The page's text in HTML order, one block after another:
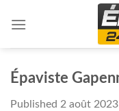
Épaviste
Published 2 août 2023